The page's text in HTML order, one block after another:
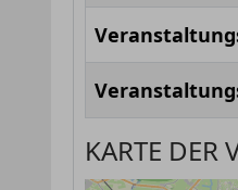
KARTE DER